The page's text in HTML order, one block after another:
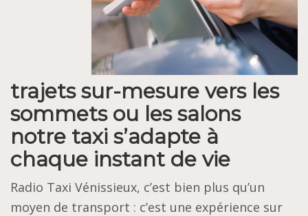
trajets sur-mesure vers les
sommets ou les salons
notre taxi s’adapte à
chaque instant de vie
Radio Taxi Vénissieux, c’est bien plus qu’un
moyen de transport : c’est une expérience sur